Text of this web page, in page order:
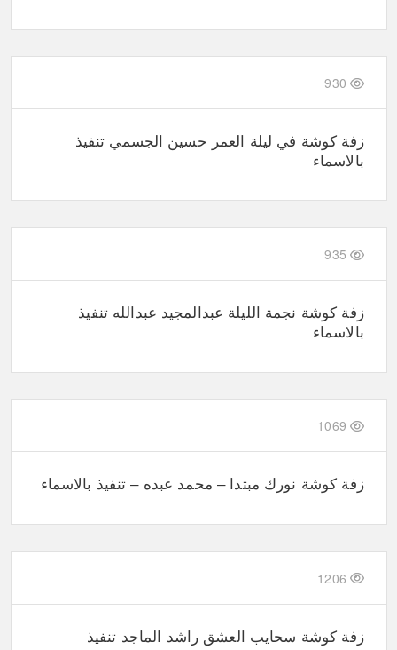
930
زفة كوشة في ليلة العمر حسين الجسمي تنفيذ
بالاسماء
935
زفة كوشة نجمة الليلة عبدالمجيد عبدالله تنفيذ
بالاسماء
1069
زفة كوشة نورك مبتدا – محمد عبده – تنفيذ بالاسماء
1206
زفة كوشة سحايب العشق راشد الماجد تنفيذ